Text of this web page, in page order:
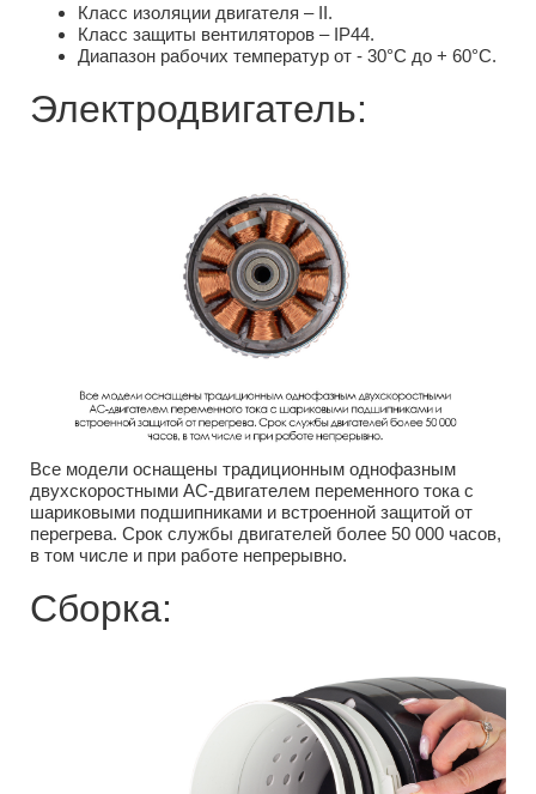
Класс изоляции двигателя – II.
Класс защиты вентиляторов – IP44.
Диапазон рабочих температур от - 30°С до + 60°С.
Электродвигатель:
Все модели оснащены традиционным однофазным
двухскоростными AC-двигателем переменного тока с
шариковыми подшипниками и встроенной защитой от
перегрева. Срок службы двигателей более 50 000 часов,
в том числе и при работе непрерывно.
Сборка: